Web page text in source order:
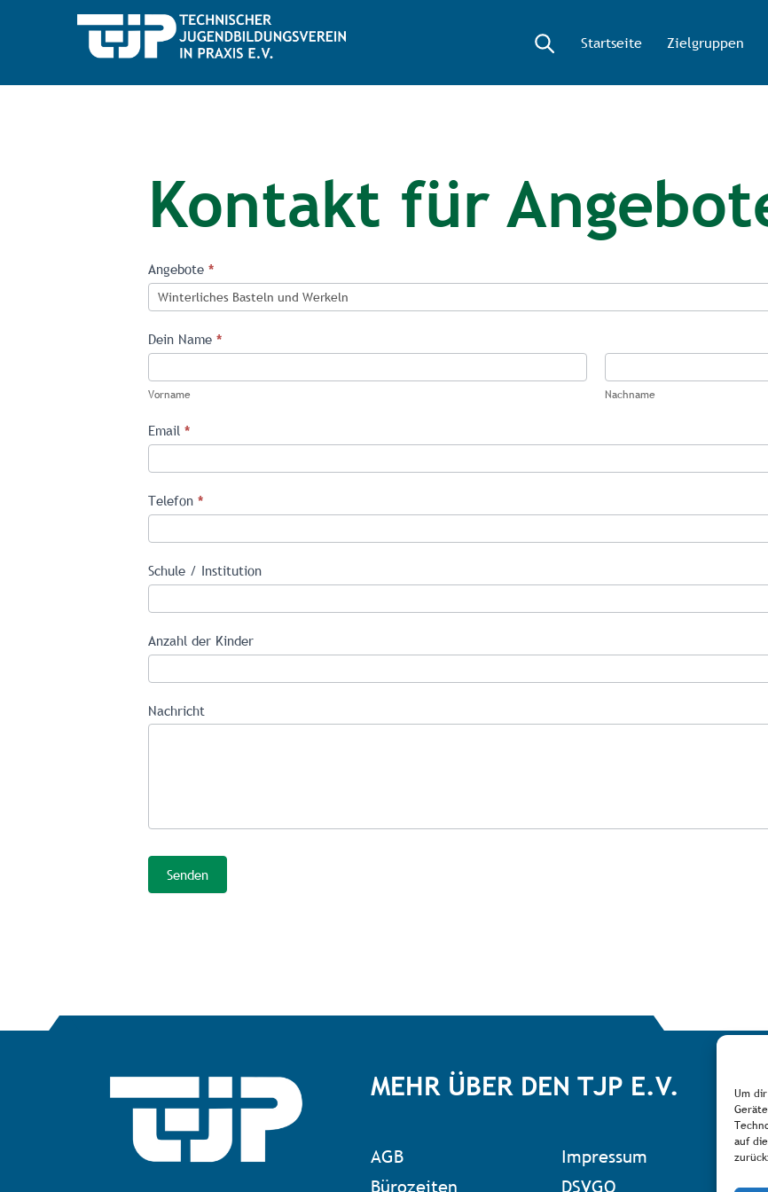
Um
auf
Startseite Zielgruppen
Kontakt für
Kontaktformular
Website
Angebote
an
reservierung@tjp-
ev.de
Angebote *
Dein Name *
Vorname Nachname
Email *
Telefon *
Schule / Institution
Anzahl der Kinder
Nachricht
Senden
MEHR ÜBER DEN TJP E.V.
AGB
Bürozeiten
Impressum
DSVGO